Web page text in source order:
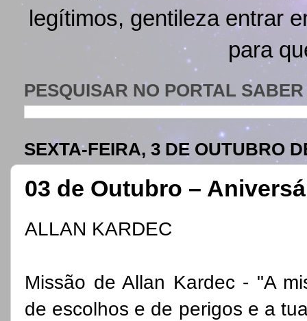
legítimos, gentileza entrar
para
PESQUISAR NO PORTAL
SEXTA-FEIRA, 3 DE OUTUBRO
03 de Outubro –
ALLAN KARDEC
Missão de Allan Kardec - "A
de escolhos e de perigos e a